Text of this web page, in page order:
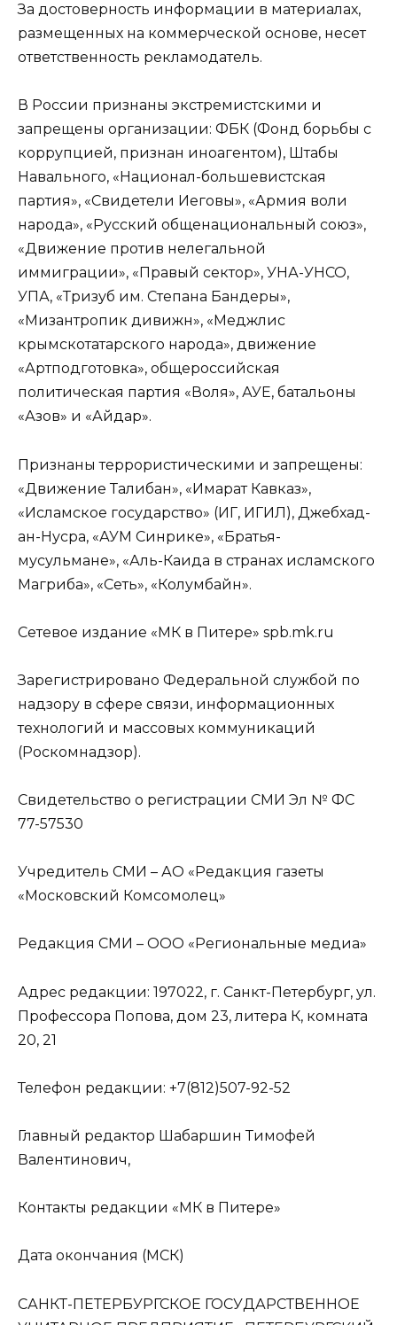
За достоверность информации в материалах,
размещенных на коммерческой основе, несет
ответственность рекламодатель.
В России признаны экстремистскими и
запрещены организации: ФБК (Фонд борьбы с
коррупцией, признан иноагентом), Штабы
Навального, «Национал-большевистская
партия», «Свидетели Иеговы», «Армия воли
народа», «Русский общенациональный союз»,
«Движение против нелегальной
иммиграции», «Правый сектор», УНА-УНСО,
УПА, «Тризуб им. Степана Бандеры»,
«Мизантропик дивижн», «Меджлис
крымскотатарского народа», движение
«Артподготовка», общероссийская
политическая партия «Воля», АУЕ, батальоны
«Азов» и «Айдар».
Признаны террористическими и запрещены:
«Движение Талибан», «Имарат Кавказ»,
«Исламское государство» (ИГ, ИГИЛ), Джебхад-
ан-Нусра, «АУМ Синрике», «Братья-
мусульмане», «Аль-Каида в странах исламского
Магриба», «Сеть», «Колумбайн».
Сетевое издание «МК в Питере» spb.mk.ru
Зарегистрировано Федеральной службой по
надзору в сфере связи, информационных
технологий и массовых коммуникаций
(Роскомнадзор).
Свидетельство о регистрации СМИ Эл № ФС
77-57530
Учредитель СМИ – АО «Редакция газеты
«Московский Комсомолец»
Редакция СМИ – ООО «Региональные медиа»
Адрес редакции: 197022, г. Санкт-Петербург, ул.
Профессора Попова, дом 23, литера К, комната
20, 21
Телефон редакции: +7(812)507-92-52
Главный редактор Шабаршин Тимофей
Валентинович,
Контакты редакции «МК в Питере»
Дата окончания (МСК)
САНКТ-ПЕТЕРБУРГСКОЕ ГОСУДАРСТВЕННОЕ